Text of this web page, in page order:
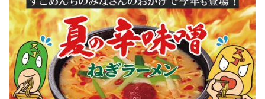
ーアップしたか…というと昨年に比べて辛さとニンニクが
20%マシマシ…！実はこちらすごめんちのみなさんのお
声を受けて完成した商品といっても過言ではない一杯なん
です…！昨年の6月に発売した「凄麺 夏の辛味噌ねぎラー
メ